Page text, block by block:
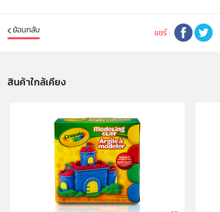
✔ เด็กที่แพ้กลูเตนจากข้าวสาลีอาจมีอาการแพ้
✔ สีอาจเปลี่ยนไปจากเดิมเนื่องจากอุณหภูมิ การใช้งาน หรือ
การเก็บรักษา ถือว่าเป็นปกติ
อาจมีอาการแพ้
✔ ผ่านการทดสอบ ปลอดภัยด้วยวัตถุดิบFood Grade
จะได้สนุกอย่างปลอดภัย
✔ Barcode: 628165728951
✔ Product size : 5ออนซ์
✔ Package size : [Window Box](W)7 x (L)7 x (H)8cm.
✔ Product Weight: 0.33kg.
✔จำนวนชิ้นต่อCDU: 1 CDU มี 24ชิ้น
✔ เหมาะสำหรับเด็กอายุ: 2 ปีขึ้นไป
ย้อนกลับ แชร์ :
สินค้าใกล้เคียง